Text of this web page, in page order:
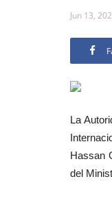
Jun 13,
La
Hassan
del